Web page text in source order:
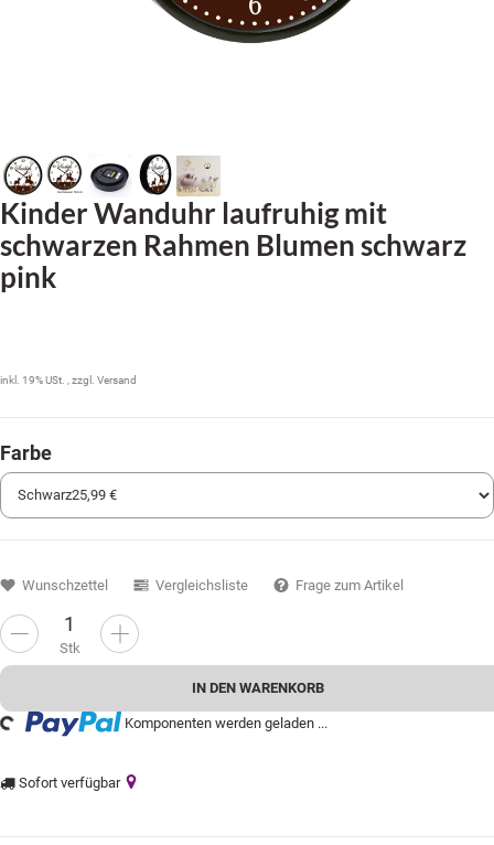
Kinder Wanduhr laufruhig mit
schwarzen Rahmen Blumen schwarz
pink
inkl. 19% USt. , zzgl. Versand
Farbe
Stk
IN DEN WARENKORB
Komponenten werden geladen ...
Sofort verfügbar
Wunschzettel Vergleichsliste Frage zum Artikel